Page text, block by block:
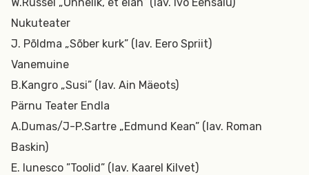
Nukuteater
J. Põldma „Sõber kurk” (lav. Eero Spriit)
Vanemuine
B.Kangro „Susi” (lav. Ain Mäeots)
Pärnu Teater Endla
A.Dumas/J-P.Sartre „Edmund Kean” (lav. Roman
Baskin)
E. Iunesco ”Toolid” (lav. Kaarel Kilvet)